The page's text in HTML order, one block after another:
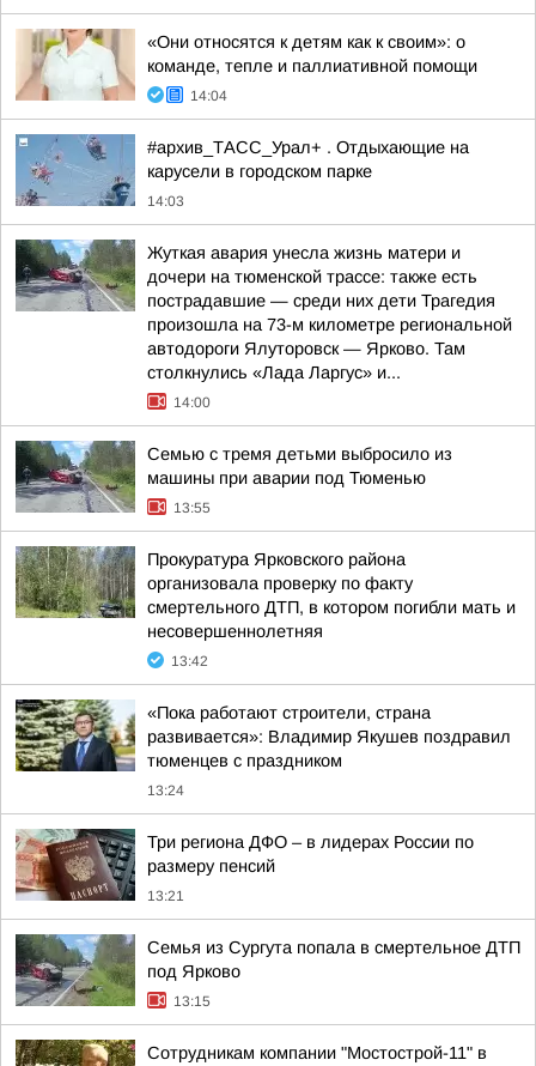
«Они относятся к детям как к своим»: о
команде, тепле и паллиативной помощи
14:04
#архив_ТАСС_Урал+ . Отдыхающие на
карусели в городском парке
14:03
Жуткая авария унесла жизнь матери и
дочери на тюменской трассе: также есть
пострадавшие — среди них дети Трагедия
произошла на 73-м километре региональной
автодороги Ялуторовск — Ярково. Там
столкнулись «Лада Ларгус» и...
14:00
Семью с тремя детьми выбросило из
машины при аварии под Тюменью
13:55
Прокуратура Ярковского района
организовала проверку по факту
смертельного ДТП, в котором погибли мать и
несовершеннолетняя
13:42
«Пока работают строители, страна
развивается»: Владимир Якушев поздравил
тюменцев с праздником
13:24
Три региона ДФО – в лидерах России по
размеру пенсий
13:21
Семья из Сургута попала в смертельное ДТП
под Ярково
13:15
Сотрудникам компании "Мостострой-11" в